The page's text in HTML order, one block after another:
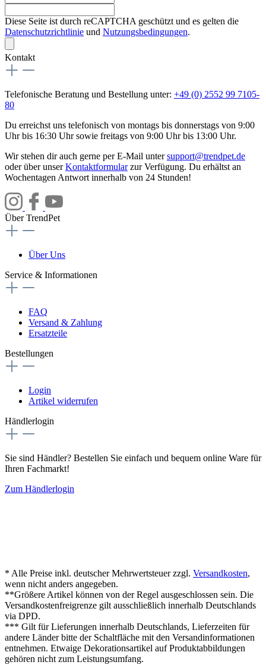
Diese Seite ist durch reCAPTCHA geschützt und es gelten die
Datenschutzrichtlinie und Nutzungsbedingungen.
Kontakt
Telefonische Beratung und Bestellung unter: +49 (0) 2552 99 7105-
80
Du erreichst uns telefonisch von montags bis donnerstags von 9:00
Uhr bis 16:30 Uhr sowie freitags von 9:00 Uhr bis 13:00 Uhr.
Wir stehen dir auch gerne per E-Mail untersupport@trendpet.de
oder über unserKontaktformularzur Verfügung. Du erhältst an
Wochentagen Antwort innerhalb von 24 Stunden!
Über TrendPet
Über Uns
Service & Informationen
FAQ
Versand & Zahlung
Ersatzteile
Bestellungen
Login
Artikel widerrufen
Händlerlogin
Sie sind Händler? Bestellen Sie einfach und bequem online Ware für
Ihren Fachmarkt!
Zum Händlerlogin
* Alle Preise inkl. deutscher Mehrwertsteuer zzgl. Versandkosten,
wenn nicht anders angegeben.
**Größere Artikel können von der Regel ausgeschlossen sein. Die
Versandkostenfreigrenze gilt ausschließlich innerhalb Deutschlands
via DPD.
*** Gilt für Lieferungen innerhalb Deutschlands, Lieferzeiten für
andere Länder bitte der Schaltfläche mit den Versandinformationen
entnehmen. Etwaige Dekorationsartikel auf Produktabbildungen
gehören nicht zum Leistungsumfang.